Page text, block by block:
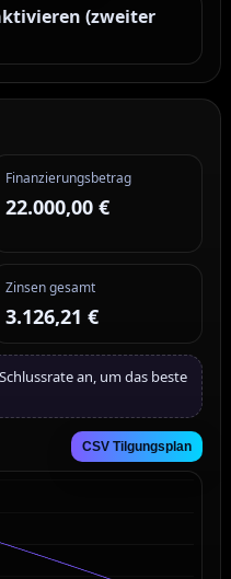
(zweiter
Finanzierungsbetrag
22.000,00 €
Zinsen gesamt
3.126,21 €
an, um das beste
CSV Tilgungsplan